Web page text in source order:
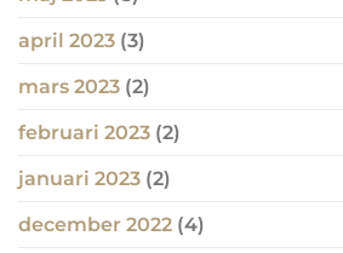
april 2023 (3)
mars 2023 (2)
februari 2023 (2)
januari 2023 (2)
december 2022 (4)